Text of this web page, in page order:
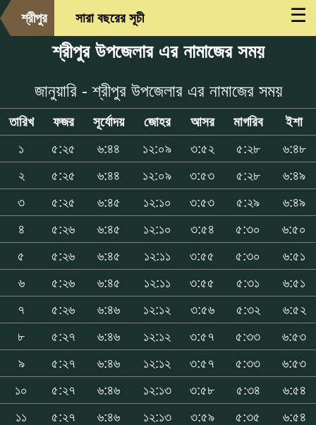
☰
শ্রীপুর সারা বছরের সূচী
শ্রীপুর উপজেলার এর নামাজের সময়
জানুয়ারি - শ্রীপুর উপজেলার এর নামাজের সময়
তারিখ ফজর সূর্যোদয় জোহর আসর মাগরিব
ইশা
১
৫:২৫ ৬:৪৪ ১২:০৯ ৩:৫২ ৫:২৮
৬:৪৮
২
৫:২৫ ৬:৪৪ ১২:০৯ ৩:৫৩ ৫:২৮
৬:৪৯
৩
৫:২৫ ৬:৪৫ ১২:১০ ৩:৫৩ ৫:২৯
৬:৪৯
৪
৫:২৬ ৬:৪৫ ১২:১০ ৩:৫৪ ৫:৩০
৬:৫০
৫
৫:২৬ ৬:৪৫ ১২:১১ ৩:৫৫ ৫:৩০
৬:৫১
৬
৫:২৬ ৬:৪৫ ১২:১১ ৩:৫৫ ৫:৩১
৬:৫১
৭
৫:২৬ ৬:৪৬ ১২:১২ ৩:৫৬ ৫:৩২
৬:৫২
৮
৫:২৭ ৬:৪৬ ১২:১২ ৩:৫৭ ৫:৩৩
৬:৫৩
৯
৫:২৭ ৬:৪৬ ১২:১২ ৩:৫৭ ৫:৩৩
৬:৫৩
১০
৫:২৭ ৬:৪৬ ১২:১৩ ৩:৫৮ ৫:৩৪
৬:৫৪
১১
৫:২৭ ৬:৪৬ ১২:১৩ ৩:৫৯ ৫:৩৫
৬:৫৪